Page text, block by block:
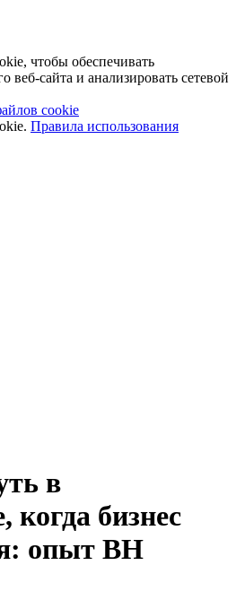
чтобы обеспечивать
веб-сайта и анализировать сетевой
cookie
Правила использования
в
когда бизнес
опыт BH